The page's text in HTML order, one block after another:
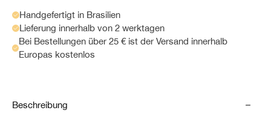
Handgefertigt in Brasilien
Lieferung innerhalb von 2 werktagen
Bei Bestellungen über 25 € ist der Versand innerhalb
Europas kostenlos
Beschreibung